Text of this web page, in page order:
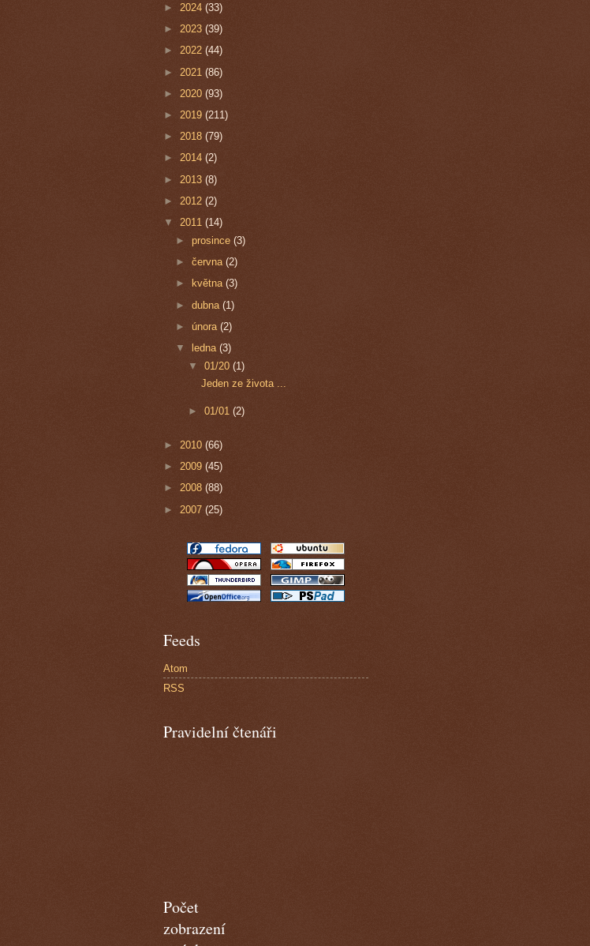
► 2024 (33)
► 2023 (39)
► 2022 (44)
► 2021 (86)
► 2020 (93)
► 2019 (211)
► 2018 (79)
► 2014 (2)
► 2013 (8)
► 2012 (2)
▼ 2011 (14)
►prosince(3)
►června(2)
►
května(3)
►dubna(1)
►února(2)
▼
ledna(3)
▼ 01/20 (1)
Jeden ze života ...
► 01/01 (2)
► 2010 (66)
► 2009 (45)
► 2008 (88)
► 2007 (25)
Feeds
Atom
RSS
Pravidelní čtenáři
Počet
zobrazení